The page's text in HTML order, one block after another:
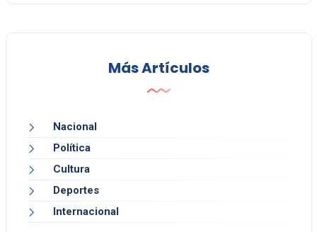
Más Artículos
Nacional
Política
Cultura
Deportes
Internacional